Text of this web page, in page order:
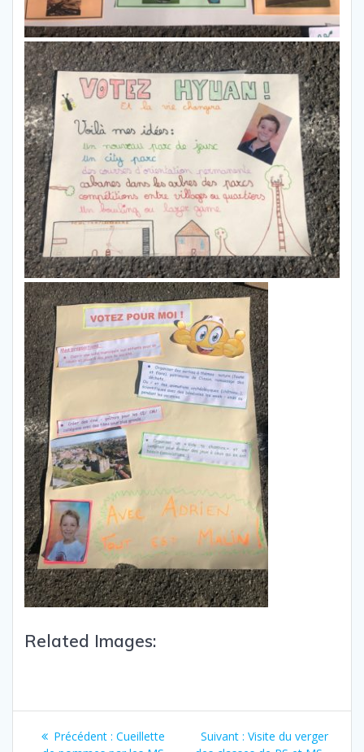
Related Images:
Précédent : Cueillette
Suivant : Visite du verger